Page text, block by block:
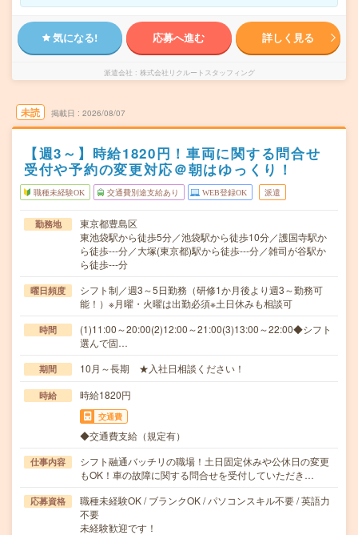
気になる! 応募へ進む 詳しく見る
派遣会社 株式会社リクルートスタッフィング
未読 掲載日 2026/08/07
【週3～】時給1820円！車両に関する問合せ
受付や予約の変更対応＠朝はゆっくり！
職種未経験OK 交通費別途支給あり WEB登録OK 派遣
勤務地
東京都豊島区
東池袋駅から徒歩5分／池袋駅から徒歩10分／護国寺駅か
ら徒歩---分／大塚(東京都)駅から徒歩---分／雑司が谷駅か
ら徒歩---分
曜日頻度
シフト制／週3～5日勤務（研修1か月後より週3～勤務可
能！）※月曜・火曜は出勤必須※土日休みも相談可
時間
(1)11:00～20:00(2)12:00～21:00(3)13:00～22:00◆シフト
選んで固…
期間 10月～長期 ★入社日相談ください！
時給 時給1820円
交通費
◆交通費支給（規定有）
仕事内容
シフト融通バッチリの職場！土日固定休みや公休日の変更
もOK！車の故障に関する問合せを受付していただき…
応募資格
職種未経験OK / ブランクOK / パソコンスキル不要 / 英語力
不要
未経験歓迎です！